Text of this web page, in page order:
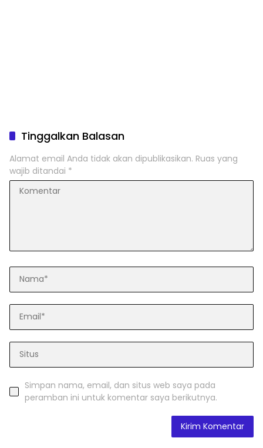
Tinggalkan Balasan
Alamat email Anda tidak akan dipublikasikan. Ruas yang
wajib ditandai *
Simpan nama, email, dan situs web saya pada
peramban ini untuk komentar saya berikutnya.